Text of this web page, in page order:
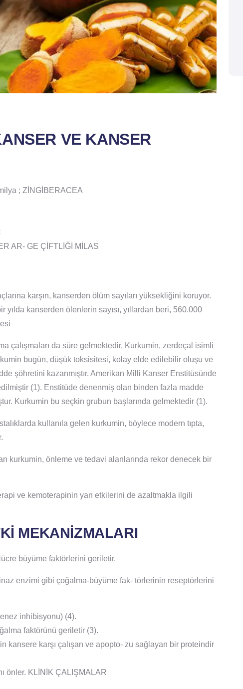
VE KANSER
; ZİNGİBERACEA
AR- GE ÇİFTLİĞİ MİLAS
karşın, kanserden ölüm sayıları yüksekliğini koruyor.
kanserden ölenlerin sayısı, yıllardan beri, 560.000
çalışmaları da süre gelmektedir. Kurkumin, zerdeçal isimli
bugün, düşük toksisitesi, kolay elde edilebilir oluşu ve
şöhretini kazanmıştır. Amerikan Milli Kanser Enstitüsünde
(1). Enstitüde denenmiş olan binden fazla madde
Kurkumin bu seçkin grubun başlarında gelmektedir (1).
kullanıla gelen kurkumin, böylece modern tıpta,
kurkumin, önleme ve tedavi alanlarında rekor denecek bir
ve kemoterapinin yan etkilerini de azaltmakla ilgili
MEKANİZMALARI
büyüme faktörlerini geriletir.
enzimi gibi çoğalma-büyüme fak- törlerinin reseptörlerini
inhibisyonu) (4).
faktörünü geriletir (3).
kansere karşı çalışan ve apopto- zu sağlayan bir proteindir
önler. KLİNİK ÇALIŞMALAR